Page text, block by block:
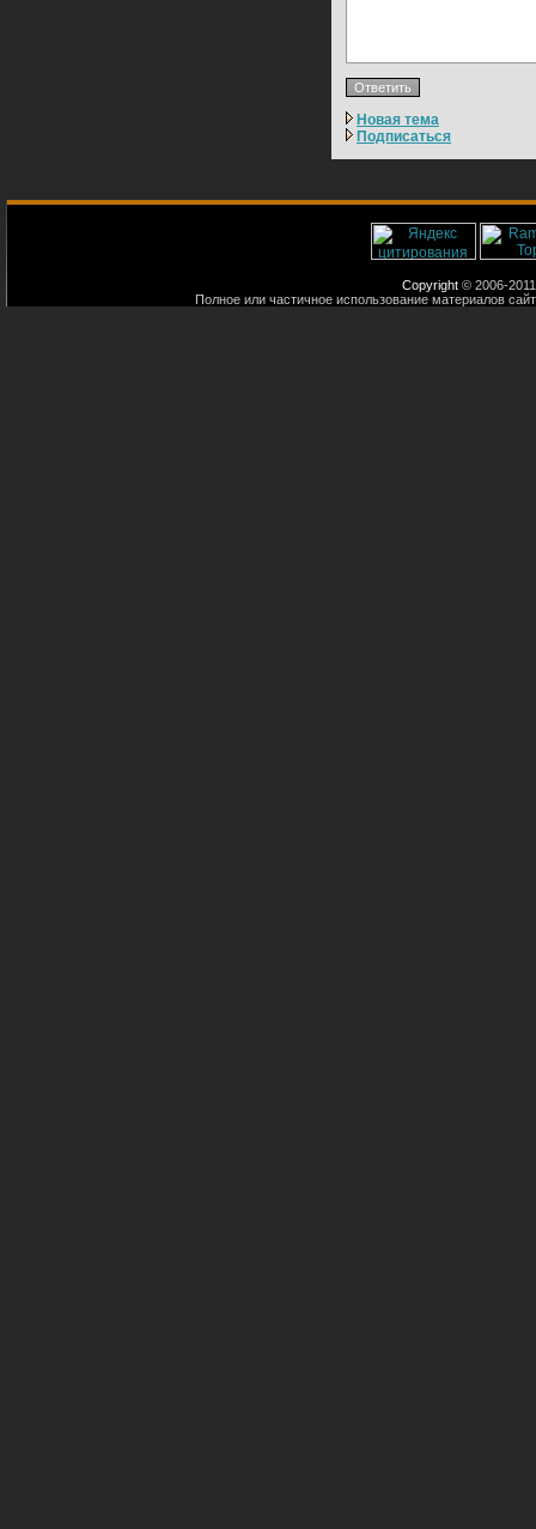
Новая тема
Подписаться
Copyright © 2006-
Полное или частичное использование материалов